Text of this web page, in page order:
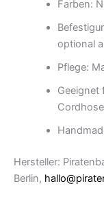
Farben:
optional
Pflege:
Geeignet
Hersteller:
Berlin,